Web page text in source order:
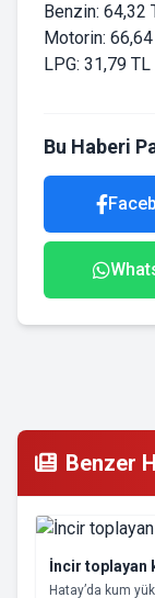
Benzin: 64,32
Motorin:
LPG: 31,79 TL
Bu Haberi
Benzer
İncir toplayan
Hatay’da kum